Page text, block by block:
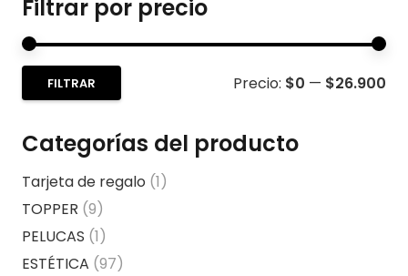
Filtrar por precio
FILTRAR Precio: $0 — $26.900
Categorías del producto
Tarjeta de regalo (1)
TOPPER (9)
PELUCAS (1)
ESTÉTICA (97)